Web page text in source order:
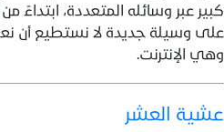
كبير عبر وسائله المتعددة، ابتداءً
على وسيلة جديدة لا نستطيع أن
وهي الإنترنت.
عشية العشر